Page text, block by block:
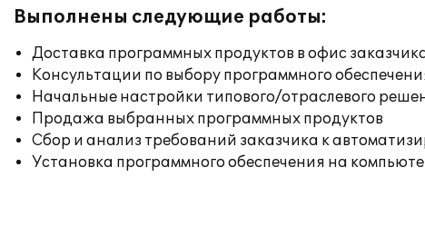
Выполнены следующие работы:
Доставка программных продуктов в офис
Консультации по выбору программного
Начальные настройки типового/отраслевого
Продажа выбранных программных продуктов
Сбор и анализ требований заказчика к
Установка программного обеспечения на